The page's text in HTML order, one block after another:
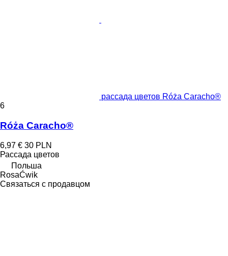
рассада цветов Róża Caracho®
6
Róża Caracho®
6,97 € 30 PLN
Рассада цветов
Польша
RosaĆwik
Связаться с продавцом